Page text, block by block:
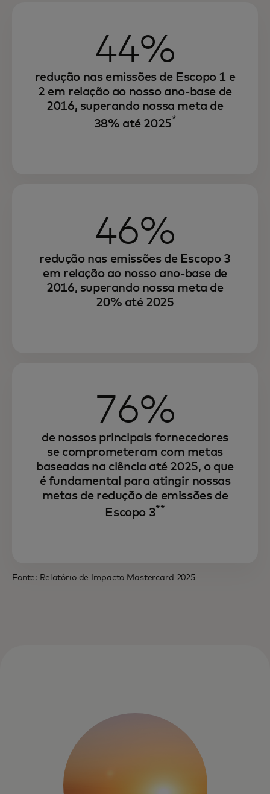
aumentando a eficiência, fortalecendo a
resiliência e impulsionando o crescimento.
E estamos oferecendo soluções
inovadoras que buscam capacitar nossos
parceiros e consumidores a alcançar o
mesmo.
44%
redução nas emissões de Escopo 1 e
2 em relação ao nosso ano-base de
2016, superando nossa meta de
38% até 2025*
46%
redução nas emissões de Escopo 3
em relação ao nosso ano-base de
2016, superando nossa meta de
20% até 2025
76%
de nossos principais fornecedores
se comprometeram com metas
baseadas na ciência até 2025, o que
é fundamental para atingir nossas
metas de redução de emissões de
Escopo 3**
Fonte: Relatório de Impacto Mastercard 2025